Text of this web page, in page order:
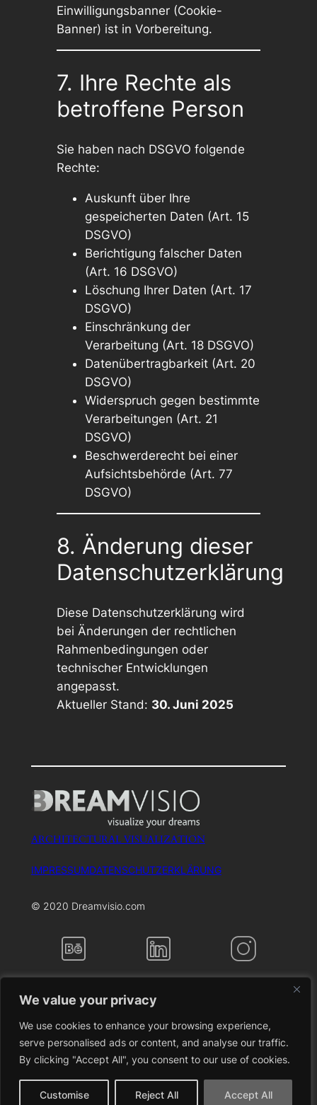
We value your privacy
We use cookies to enhance your browsing experience,
serve personalised ads or content, and analyse our traffic.
By clicking "Accept All", you consent to our use of cookies.
Customise Reject All Accept All
Einwilligungsbanner (Cookie-
Banner) ist in Vorbereitung.
7. Ihre Rechte als
betroffene Person
Sie haben nach DSGVO folgende
Rechte:
Auskunft über Ihre
gespeicherten Daten (Art. 15
DSGVO)
Berichtigung falscher Daten
(Art. 16 DSGVO)
Löschung Ihrer Daten (Art. 17
DSGVO)
Einschränkung der
Verarbeitung (Art. 18 DSGVO)
Datenübertragbarkeit (Art. 20
DSGVO)
Widerspruch gegen bestimmte
Verarbeitungen (Art. 21
DSGVO)
Beschwerderecht bei einer
Aufsichtsbehörde (Art. 77
DSGVO)
8. Änderung dieser
Datenschutzerklärung
Diese Datenschutzerklärung wird
bei Änderungen der rechtlichen
Rahmenbedingungen oder
technischer Entwicklungen
angepasst.
Aktueller Stand: 30. Juni 2025
ARCHITECTURAL VISUALIZATION
IMPRESSUMDATENSCHUTZERKLÄRUNG
© 2020 Dreamvisio.com